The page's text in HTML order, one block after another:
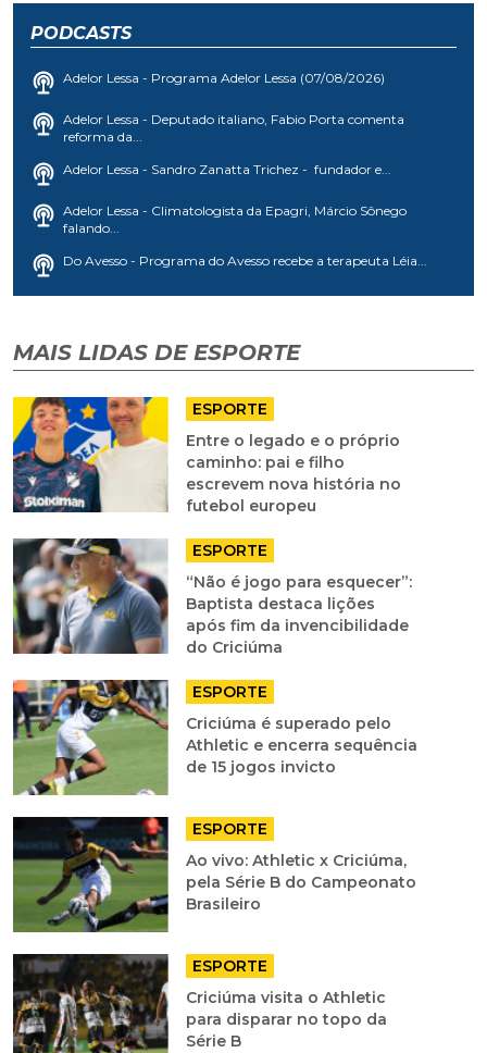
PODCASTS
Adelor Lessa - Programa Adelor Lessa (07/08/2026)
Adelor Lessa - Deputado italiano, Fabio Porta comenta
reforma da...
Adelor Lessa - Sandro Zanatta Trichez - fundador e...
Adelor Lessa - Climatologista da Epagri, Márcio Sônego
falando...
Do Avesso - Programa do Avesso recebe a terapeuta Léia...
MAIS LIDAS DE ESPORTE
ESPORTE
Entre o legado e o próprio
caminho: pai e filho
escrevem nova história no
futebol europeu
ESPORTE
“Não é jogo para esquecer”:
Baptista destaca lições
após fim da invencibilidade
do Criciúma
ESPORTE
Criciúma é superado pelo
Athletic e encerra sequência
de 15 jogos invicto
ESPORTE
Ao vivo: Athletic x Criciúma,
pela Série B do Campeonato
Brasileiro
ESPORTE
Criciúma visita o Athletic
para disparar no topo da
Série B